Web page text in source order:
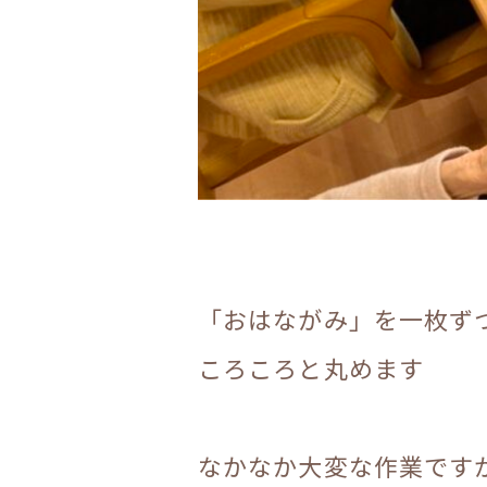
「おはながみ」を一枚ず
ころころと丸めます
なかなか大変な作業です